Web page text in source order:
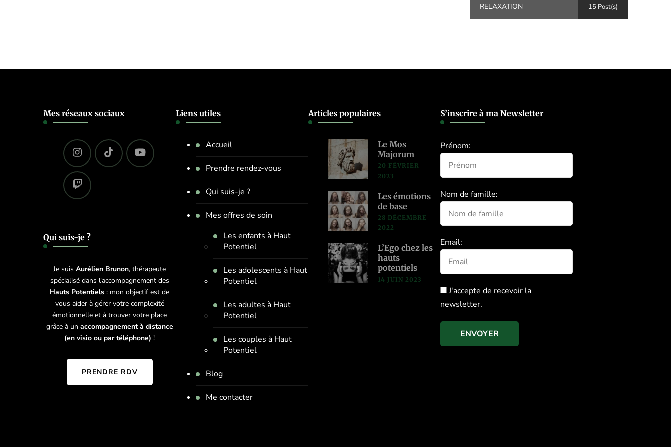
RELAXATION 15 Post(s)
Mes réseaux sociaux
Qui suis-je ?
Je suisAurélien Brunon, thérapeute
spécialisé dans l'accompagnement des
Hauts Potentiels : mon objectif est de
vous aider à gérer votre complexité
émotionnelle et à trouver votre place
grâce à un accompagnement à distance
(en visio ou par téléphone) !
PRENDRE RDV
Liens utiles
Accueil
Prendre rendez-vous
Qui suis-je ?
Mes offres de soin
Les enfants à Haut
Potentiel
Les adolescents à Haut
Potentiel
Les adultes à Haut
Potentiel
Les couples à Haut
Potentiel
Blog
Me contacter
Articles populaires
Le Mos
Majorum
20 FÉVRIER
2023
Les émotions
de base
28 DÉCEMBRE
2022
L’Ego chez les
hauts
potentiels
14 JUIN 2023
S’inscrire à ma Newsletter
Prénom:
Nom de famille:
Email:
J'accepte de recevoir la
newsletter.
ENVOYER